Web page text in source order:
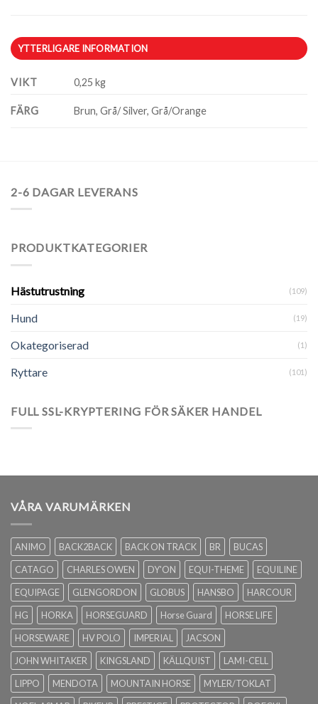
YTTERLIGARE INFORMATION
VIKT 0,25 kg
FÄRG Brun, Grå/ Silver, Grå/Orange
2-6 DAGAR LEVERANS
PRODUKTKATEGORIER
Hästutrustning (109)
Hund (19)
Okategoriserad (1)
Ryttare (101)
FULL SSL-KRYPTERING FÖR SÄKER HANDEL
VÅRA VARUMÄRKEN
ANIMO BACK2BACK BACK ON TRACK BR
BUCAS
CATAGO
CHARLES OWEN DY'ON EQUI-THEME
EQUILINE
EQUIPAGE
GLENGORDON GLOBUS HANSBO
HARCOUR
HG
HORKA HORSEGUARD Horse Guard
HORSE LIFE
HORSEWARE
HV POLO IMPERIAL
JACSON
JOHN WHITAKER
KINGSLAND KÄLLQUIST
LAMI-CELL
LIPPO
MENDOTA MOUNTAIN HORSE
MYLER/TOKLAT